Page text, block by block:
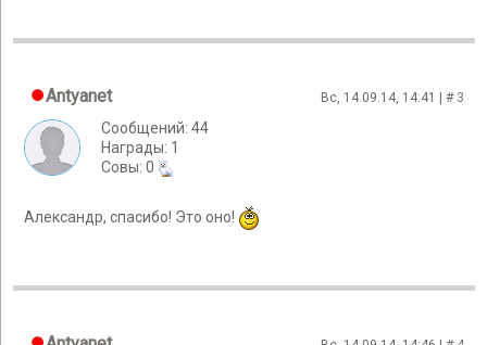
Antyanet Вс, 14.09.14, 14:41 | # 3
Сообщений: 44
Награды: 1
Cовы: 0
Александр, спасибо! Это оно!